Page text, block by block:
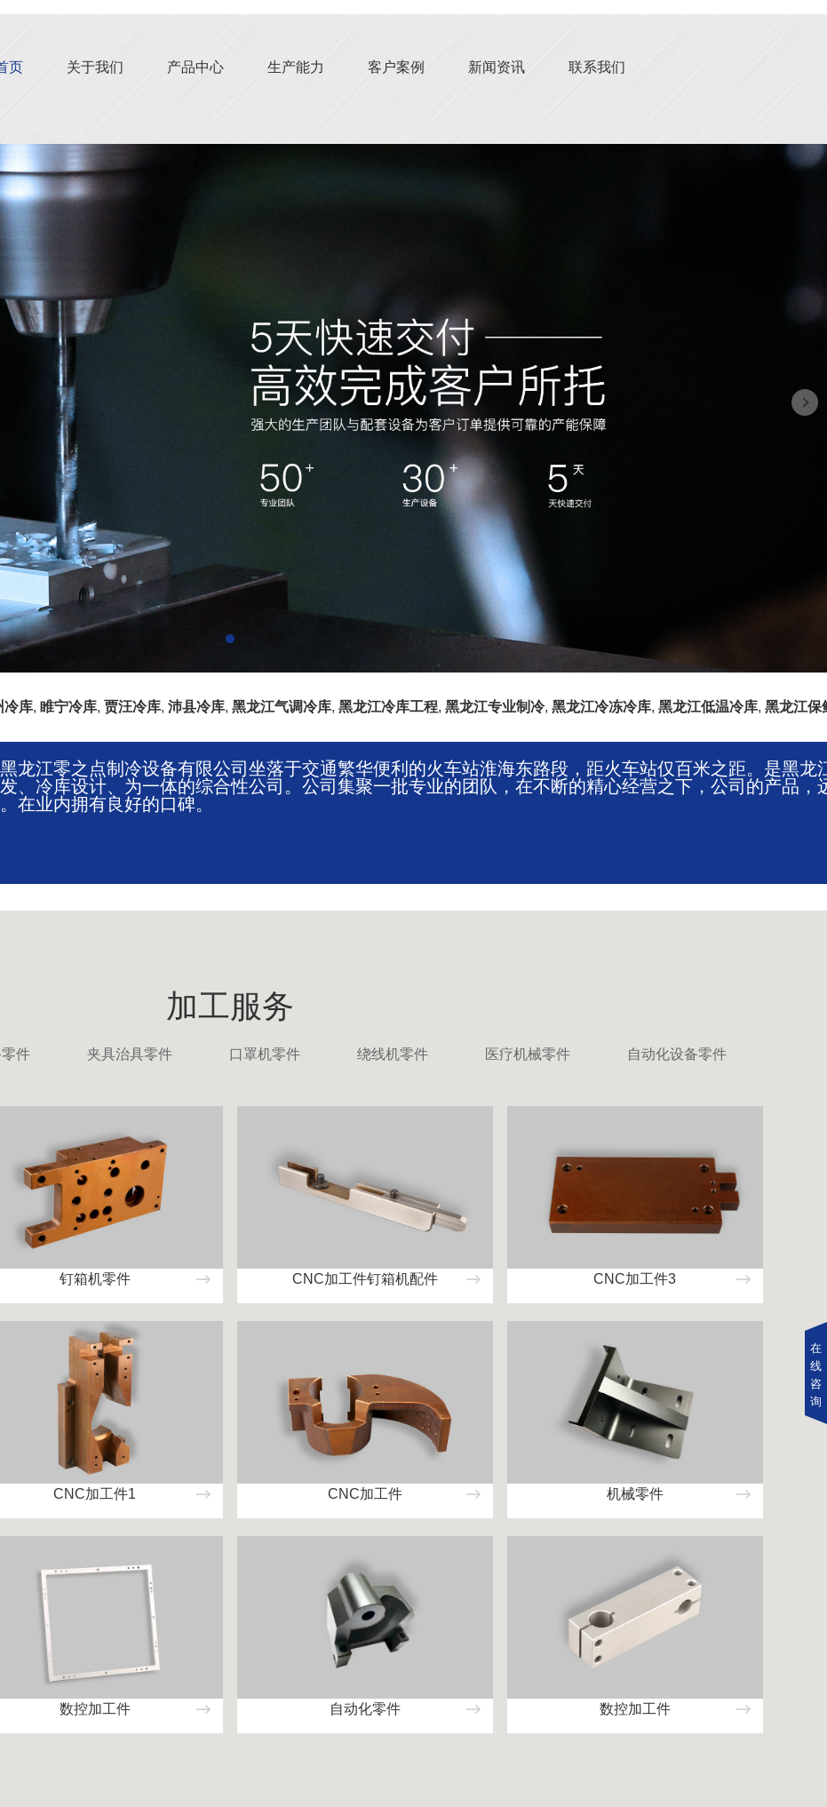
页 关于我们 产品中心 生产能力 客户案例 新闻资讯 联系我们
冷库, 睢宁冷库, 贾汪冷库, 沛县冷库, 黑龙江气调冷库, 黑龙江冷库工程, 黑龙江专业制冷, 黑龙江冷冻冷库, 黑龙江低温冷库, 黑龙江保
龙江零之点制冷设备有限公司坐落于交通繁华便利的火车站淮海东路段，距火车站仅百米之距。是黑龙
、冷库设计、为一体的综合性公司。公司集聚一批专业的团队，在不断的精心经营之下，公司的产品，
在业内拥有良好的口碑。
加工服务
件 夹具治具零件 口罩机零件 绕线机零件 医疗机械零件 自动化设备零件
钉箱机零件 CNC加工件钉箱机配件 CNC加工件3
CNC加工件1 CNC加工件 机械零件
数控加工件 自动化零件 数控加工件
在
线
咨
询